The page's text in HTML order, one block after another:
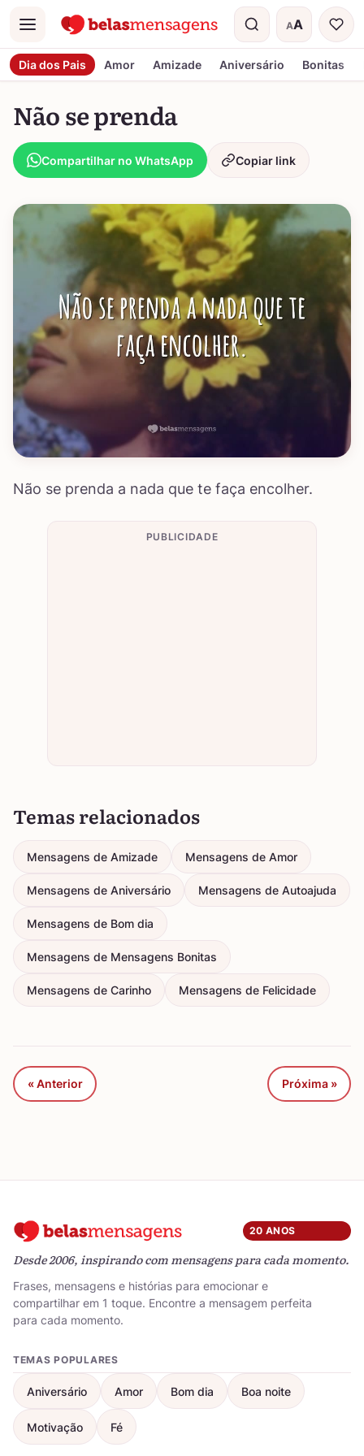
Menu AA
Tamanho do
Dia dos Pais Amor Amizade Aniversário Bonitas
Não se prenda
Compartilhar no WhatsApp Copiar link
Não se prenda a nada que te faça encolher.
PUBLICIDADE
Temas relacionados
Mensagens de Amizade Mensagens de Amor
Mensagens de Aniversário Mensagens de Autoajuda
Mensagens de Bom dia
Mensagens de Mensagens Bonitas
Mensagens de Carinho Mensagens de Felicidade
« Anterior Próxima »
20 ANOS
Desde 2006, inspirando com mensagens para cada momento.
Frases, mensagens e histórias para emocionar e
compartilhar em 1 toque. Encontre a mensagem perfeita
para cada momento.
TEMAS POPULARES
Aniversário Amor Bom dia Boa noite
Motivação Fé